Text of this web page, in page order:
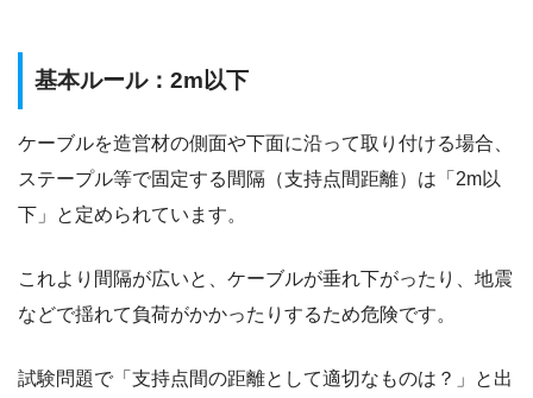
基本ルール：2m以下
ケーブルを造営材の側面や下面に沿って取り付ける場合、
ステープル等で固定する間隔（支持点間距離）は「2m以
下」と定められています。
これより間隔が広いと、ケーブルが垂れ下がったり、地震
などで揺れて負荷がかかったりするため危険です。
試験問題で「支持点間の距離として適切なものは？」と出